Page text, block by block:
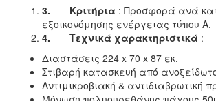
3. Κριτήρια : Προσφορά ανά
εξοικονόμησης ενέργειας τύπου Α.
4. Τεχνικά χαρακτηριστικά :
Διαστάσεις 224 x 70 x 87 εκ.
Στιβαρή κατασκευή από
Αντιμικροβιακή & αντιδιαβρωτική